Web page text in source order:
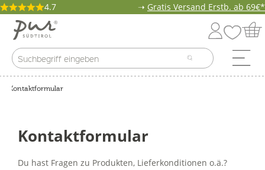
4.7 ➝ Gratis Versand Erstb. ab 69€*
Kontaktformular
Kontaktformular
Du hast Fragen zu Produkten, Lieferkonditionen o.ä.?